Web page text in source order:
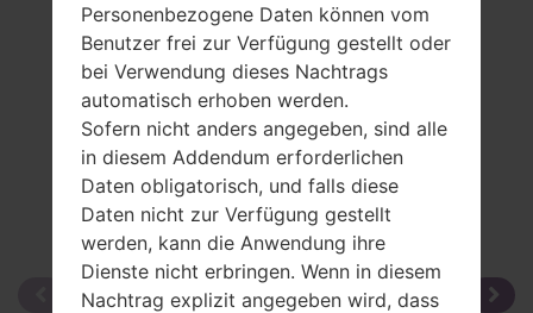
Vergleiche
Personenbezogene Daten können vom
Benutzer frei zur Verfügung gestellt oder
bei Verwendung dieses Nachtrags
automatisch erhoben werden.
Sofern nicht anders angegeben, sind alle
in diesem Addendum erforderlichen
Daten obligatorisch, und falls diese
Daten nicht zur Verfügung gestellt
werden, kann die Anwendung ihre
Dienste nicht erbringen. Wenn in diesem
Nachtrag explizit angegeben wird, dass